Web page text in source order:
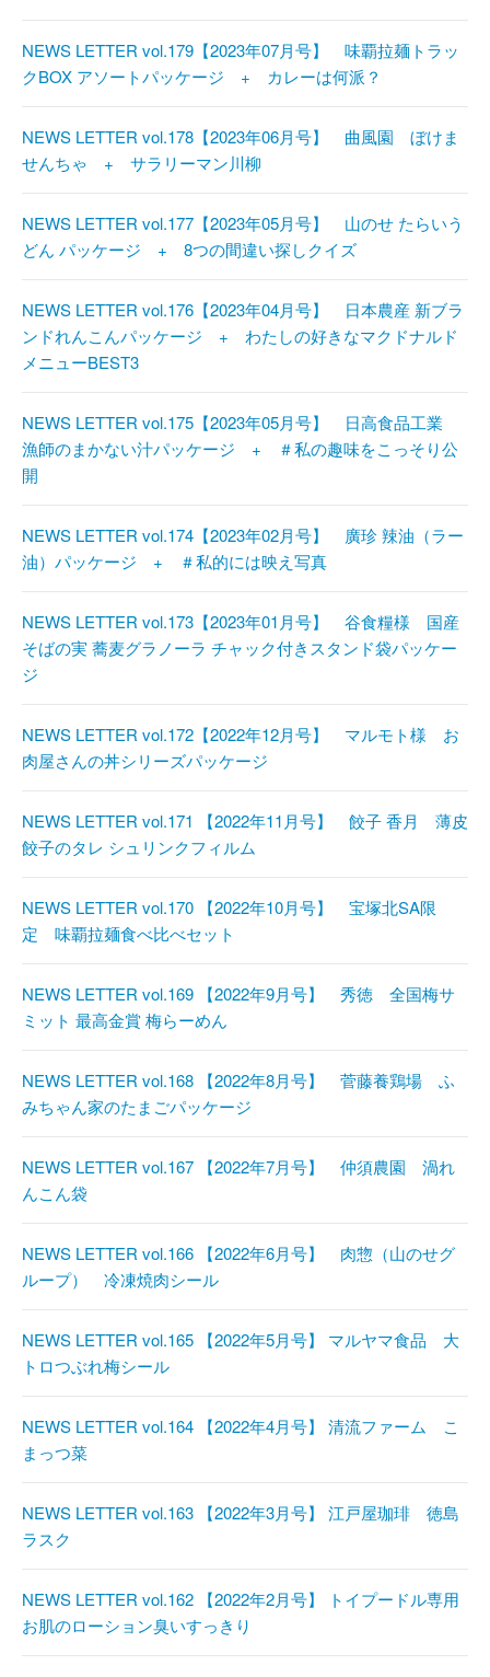
NEWS LETTER vol.179【2023年07月号】 味覇拉麺トラッ
クBOX アソートパッケージ + カレーは何派？
NEWS LETTER vol.178【2023年06月号】 曲風園 ぼけま
せんちゃ + サラリーマン川柳
NEWS LETTER vol.177【2023年05月号】 山のせ たらいう
どん パッケージ + 8つの間違い探しクイズ
NEWS LETTER vol.176【2023年04月号】 日本農産 新ブラ
ンドれんこんパッケージ + わたしの好きなマクドナルド
メニューBEST3
NEWS LETTER vol.175【2023年05月号】 日高食品工業
漁師のまかない汁パッケージ + ＃私の趣味をこっそり公
開
NEWS LETTER vol.174【2023年02月号】 廣珍 辣油（ラー
油）パッケージ + ＃私的には映え写真
NEWS LETTER vol.173【2023年01月号】 谷食糧様 国産
そばの実 蕎麦グラノーラ チャック付きスタンド袋パッケー
ジ
NEWS LETTER vol.172【2022年12月号】 マルモト様 お
肉屋さんの丼シリーズパッケージ
NEWS LETTER vol.171 【2022年11月号】 餃子 香月 薄皮
餃子のタレ シュリンクフィルム
NEWS LETTER vol.170 【2022年10月号】 宝塚北SA限
定 味覇拉麺食べ比べセット
NEWS LETTER vol.169 【2022年9月号】 秀徳 全国梅サ
ミット 最高金賞 梅らーめん
NEWS LETTER vol.168 【2022年8月号】 菅藤養鶏場 ふ
みちゃん家のたまごパッケージ
NEWS LETTER vol.167 【2022年7月号】 仲須農園 渦れ
んこん袋
NEWS LETTER vol.166 【2022年6月号】 肉惣（山のせグ
ループ） 冷凍焼肉シール
NEWS LETTER vol.165 【2022年5月号】 マルヤマ食品 大
トロつぶれ梅シール
NEWS LETTER vol.164 【2022年4月号】 清流ファーム こ
まっつ菜
NEWS LETTER vol.163 【2022年3月号】 江戸屋珈琲 徳島
ラスク
NEWS LETTER vol.162 【2022年2月号】 トイプードル専用
お肌のローション臭いすっきり